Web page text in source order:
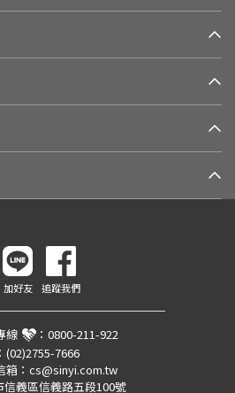
加好友 追蹤我們
線 ： 0800-211-922
(02)2755-7666
： cs@sinyi.com.tw
信義區信義路五段100號